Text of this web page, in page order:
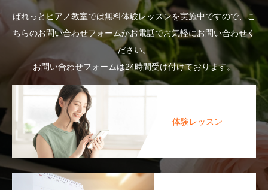
ぱれっとピアノ教室では無料体験レッスンを実施中ですので、こ
ちらのお問い合わせフォームかお電話でお気軽にお問い合わせく
ださい。
お問い合わせフォームは24時間受け付けております。
体験レッスン